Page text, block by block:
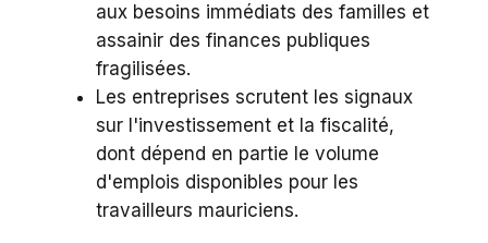
aux besoins immédiats des familles et
assainir des finances publiques
fragilisées.
Les entreprises scrutent les signaux
sur l'investissement et la fiscalité,
dont dépend en partie le volume
d'emplois disponibles pour les
travailleurs mauriciens.